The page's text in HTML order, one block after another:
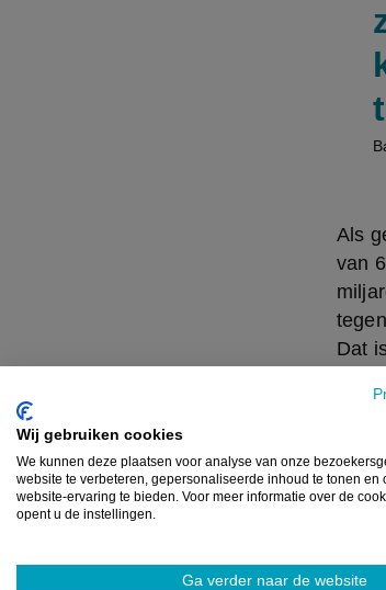
Wij gebruiken cookies
We kunnen deze plaatsen voor analyse van onze
website te verbeteren, gepersonaliseerde inhoud te tonen en
website-ervaring te bieden. Voor meer informatie over de
opent u de instellingen.
Ga verder naar de website
Als
van
Dat
In
nog
is
de